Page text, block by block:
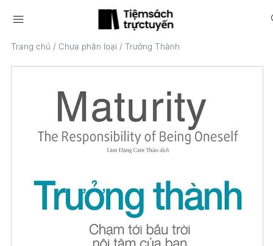
menu
Trang chủ / Chưa phân loại / Trưởng Thành